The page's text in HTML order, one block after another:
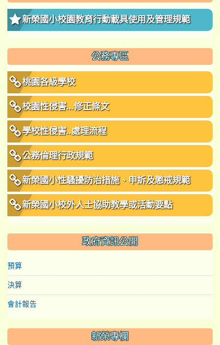
新榮國小校園教育行動載具使用及管理規範
公務專區
桃園各級學校
校園性侵害...修正條文
學校性侵害..處理流程
公務倫理行政規範
新榮國小性騷擾防治措施、申訴及懲戒規範
新榮國小校外人士協助教學或活動要點
政府資訊公開
預算
決算
會計報告
新榮專欄